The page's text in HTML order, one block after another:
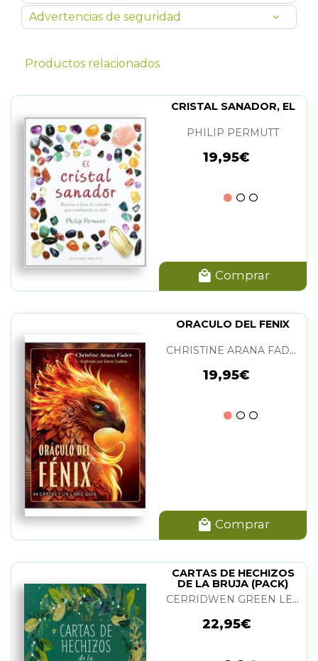
Advertencias de seguridad
Productos relacionados
CRISTAL SANADOR, EL
PHILIP PERMUTT
19,95€
Comprar
ORACULO DEL FENIX
CHRISTINE ARANA FADER
19,95€
Comprar
CARTAS DE HECHIZOS
DE LA BRUJA (PACK)
CERRIDWEN GREEN LEAF
22,95€